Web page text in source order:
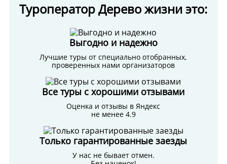
Туроператор Дерево жизни это:
Выгодно и надежно
Лучшие туры от специально отобранных,
проверенных нами организаторов
Все туры с хорошими отзывами
Оценка и отзывы в Яндекс
не менее 4.9
Только гарантированные заезды
У нас не бывает отмен.